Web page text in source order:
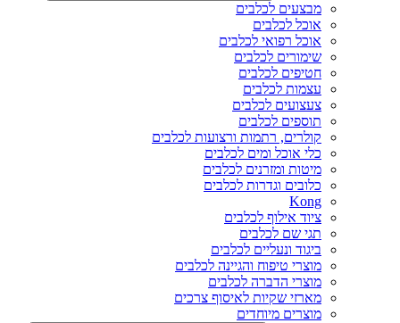
מבצעים לכלבים
אוכל לכלבים
אוכל רפואי לכלבים
שימורים לכלבים
חטיפים לכלבים
עצמות לכלבים
צעצועים לכלבים
תוספים לכלבים
קולרים, רתמות ורצועות לכלבים
כלי אוכל ומים לכלבים
מיטות ומזרנים לכלבים
כלובים וגדרות לכלבים
Kong
ציוד אילוף לכלבים
תגי שם לכלבים
ביגוד ונעליים לכלבים
מוצרי טיפוח והגיינה לכלבים
מוצרי הדברה לכלבים
מארזי שקיות לאיסוף צרכים
מוצרים מיוחדים